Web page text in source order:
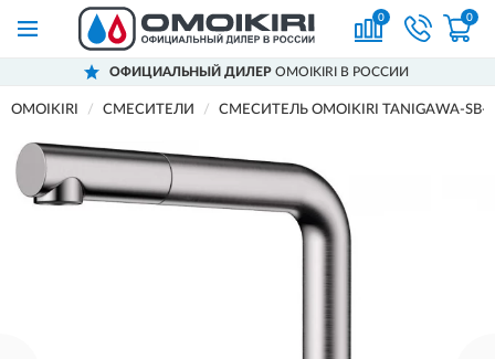
0 0
ОФИЦИАЛЬНЫЙ ДИЛЕР OMOIKIRI В РОССИИ
OMOIKIRI СМЕСИТЕЛИ СМЕСИТЕЛЬ OMOIKIRI TANIGAWA-